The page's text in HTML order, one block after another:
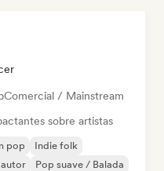
Comercial / Mainstream
sobre artistas
pop
Indie folk
Pop suave / Balada